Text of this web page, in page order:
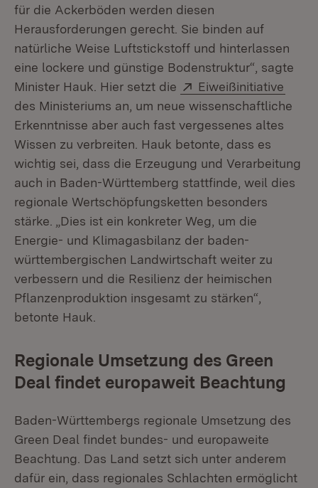
für die Ackerböden werden diesen
Herausforderungen gerecht. Sie binden auf
natürliche Weise Luftstickstoff und hinterlassen
eine lockere und günstige Bodenstruktur“, sagte
Minister Hauk. Hier setzt die
Extern:
Eiweißinitiative
des Ministeriums an, um neue wissenschaftliche
Erkenntnisse aber auch fast vergessenes altes
Wissen zu verbreiten. Hauk betonte, dass es
wichtig sei, dass die Erzeugung und Verarbeitung
auch in Baden-Württemberg stattfinde, weil dies
regionale Wertschöpfungsketten besonders
stärke. „Dies ist ein konkreter Weg, um die
Energie- und Klimagasbilanz der baden-
württembergischen Landwirtschaft weiter zu
verbessern und die Resilienz der heimischen
Pflanzenproduktion insgesamt zu stärken“,
betonte Hauk.
Regionale Umsetzung des Green
Deal findet europaweit Beachtung
Baden-Württembergs regionale Umsetzung des
Green Deal findet bundes- und europaweite
Beachtung. Das Land setzt sich unter anderem
dafür ein, dass regionales Schlachten ermöglicht